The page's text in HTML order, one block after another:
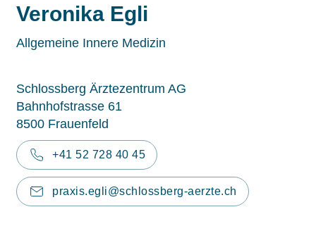
Veronika Egli
Allgemeine Innere Medizin
Schlossberg Ärztezentrum AG
Bahnhofstrasse 61
8500 Frauenfeld
+41 52 728 40 45
praxis.egli@schlossberg-aerzte.ch